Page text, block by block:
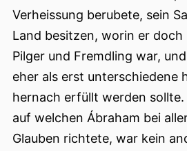
Verheissung berubete, sein
Land besitzen, worin er doch
Pilger und Fremdling war,
eher als erst unterschiedene
hernach erfüllt werden sollte.
auf welchen Ábraham bei
Glauben richtete, war kein